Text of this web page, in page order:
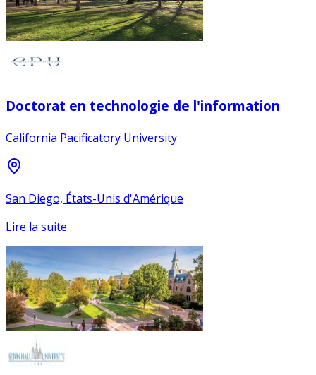
Doctorat en technologie de l'information
California Pacificatory University
San Diego, États-Unis d'Amérique
Lire la suite